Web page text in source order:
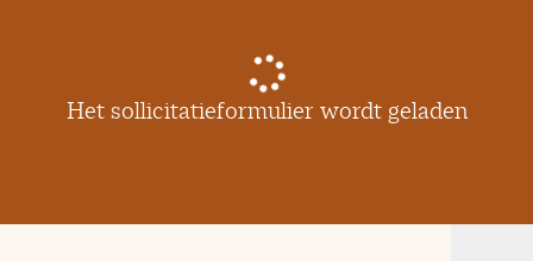
Het sollicitatieformulier wordt geladen